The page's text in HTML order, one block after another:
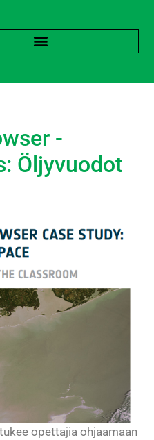
Pilssin
-
Öljyvuodot
opettajia ohjaamaan